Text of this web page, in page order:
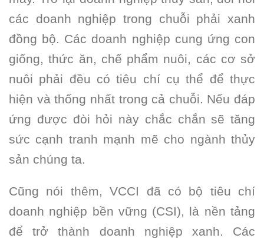
các doanh nghiệp trong chuỗi phải xanh
đồng bộ. Các doanh nghiệp cung ứng con
giống, thức ăn, chế phẩm nuôi, các cơ sở
nuôi phải đều có tiêu chí cụ thể để thực
hiện và thống nhất trong cả chuỗi. Nếu đáp
ứng được đòi hỏi này chắc chắn sẽ tăng
sức cạnh tranh mạnh mẽ cho ngành thủy
sản chúng ta.
Cũng nói thêm, VCCI đã có bộ tiêu chí
doanh nghiệp bền vững (CSI), là nền tảng
để trở thành doanh nghiệp xanh. Các